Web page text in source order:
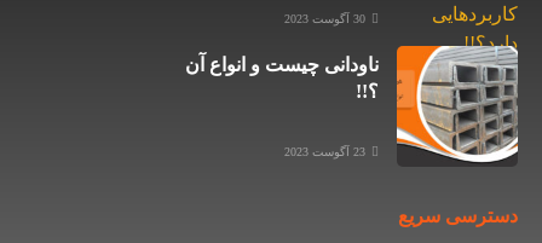
30 آگوست 2023
ناودانی چیست و انواع آن
؟!!
23 آگوست 2023
سریع